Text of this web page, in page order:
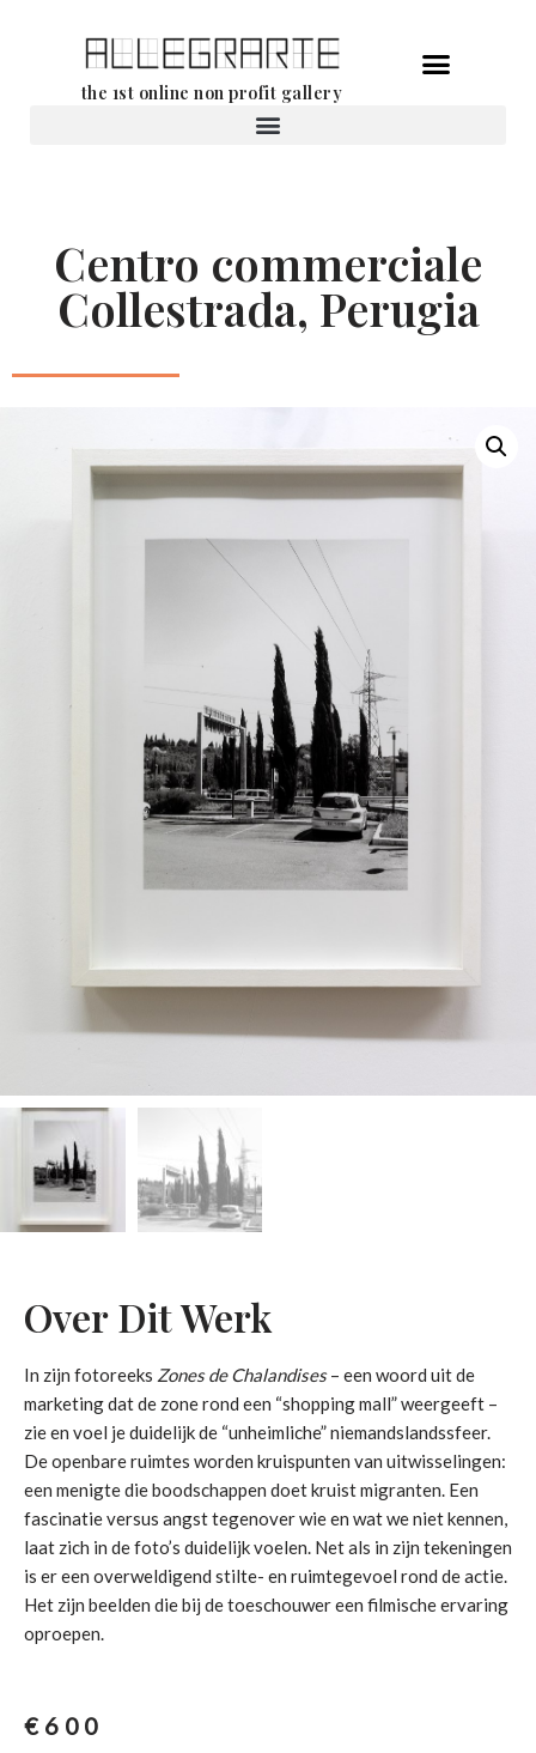
the 1st online non profit gallery
Centro commerciale
Collestrada, Perugia
Over Dit Werk
In zijn fotoreeks Zones de Chalandises– een woord uit de
marketing dat de zone rond een “shopping mall” weergeeft –
zie en voel je duidelijk de “unheimliche” niemandslandssfeer.
De openbare ruimtes worden kruispunten van uitwisselingen:
een menigte die boodschappen doet kruist migranten. Een
fascinatie versus angst tegenover wie en wat we niet kennen,
laat zich in de foto’s duidelijk voelen. Net als in zijn tekeningen
is er een overweldigend stilte- en ruimtegevoel rond de actie.
Het zijn beelden die bij de toeschouwer een filmische ervaring
oproepen.
€ 600